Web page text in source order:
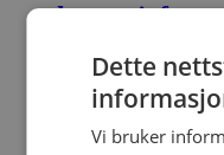
50+ norske
Kunstskinn
999,00kr Velg
Dette
Vi bruker